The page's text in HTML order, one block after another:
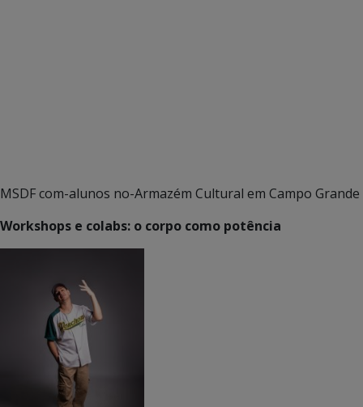
MSDF com-alunos no-Armazém Cultural em Campo Grande
Workshops e colabs: o corpo como potência